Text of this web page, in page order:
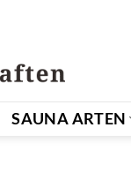
SAUNA ARTEN